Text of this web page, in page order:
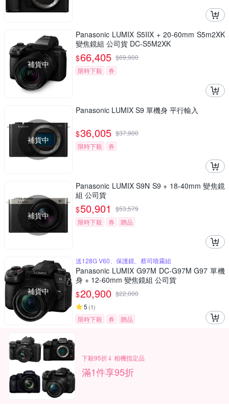
補貨中
Panasonic LUMIX S5IIX + 20-60mm S5m2XK
變焦鏡組 公司貨 DC-S5M2XK
$66,405 $69,900
限時下殺
券
補貨中
Panasonic LUMIX S9 單機身 平行輸入
$36,005 $37,900
限時下殺
券
補貨中
Panasonic LUMIX S9N S9 + 18-40mm 變焦鏡
組 公司貨
$50,901 $53,579
限時下殺
券 贈品
補貨中
送128G V60、保護鏡、蔡司噴霧組
Panasonic LUMIX G97M DC-G97M G97 單機
身 + 12-60mm 變焦鏡組 公司貨
$20,900 $22,000
5 (1)
限時下殺 券 贈品
下殺95折⇓ 相機指定品
滿1件享95折